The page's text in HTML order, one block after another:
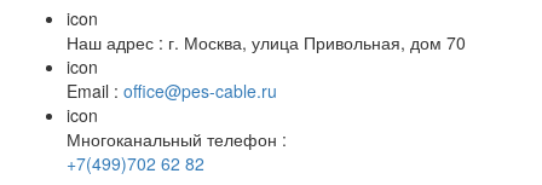
icon
Наш адрес : г. Москва, улица Привольная, дом 70
icon
Email : office@pes-cable.ru
icon
Многоканальный телефон :
+7(499)702 62 82